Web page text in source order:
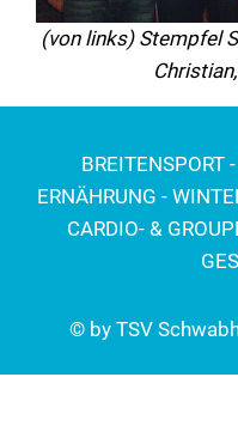
(von links) Stempfel
BREITENSPORT
ERNÄHRUNG -
CARDIO- &
© by TSV